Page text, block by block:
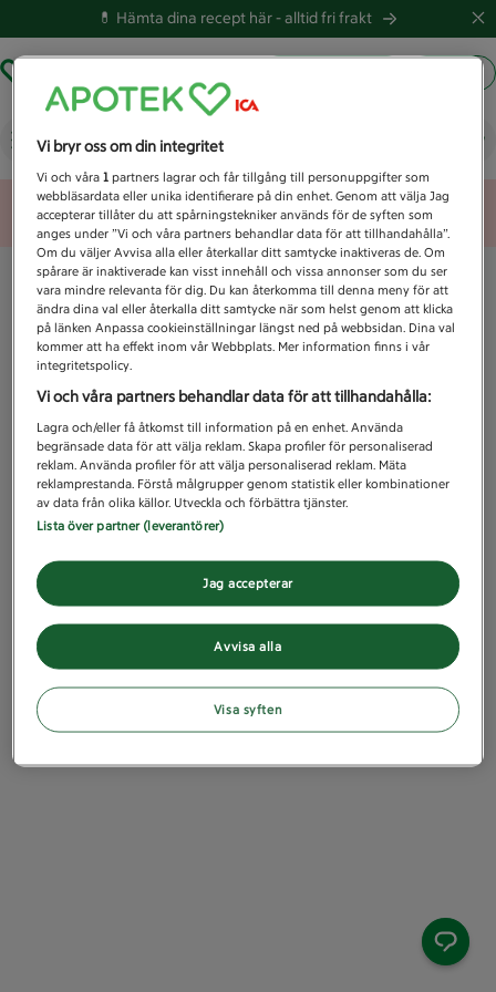
💊 Hämta dina recept här -alltid fri frakt
Vad letar du efter idag?
Unknown error
Vi bryr oss om din integritet
Vi och våra1 partners lagrar och får tillgång till personuppgifter som
webbläsardata eller unika identifierare på din enhet. Genom att välja Jag
accepterar tillåter du att spårningstekniker används för de syften som
anges under ”Vi och våra partners behandlar data för att tillhandahålla”.
Om du väljer Avvisa alla eller återkallar ditt samtycke inaktiveras de. Om
spårare är inaktiverade kan visst innehåll och vissa annonser som du ser
vara mindre relevanta för dig. Du kan återkomma till denna meny för att
ändra dina val eller återkalla ditt samtycke när som helst genom att klicka
på länken Anpassa cookieinställningar längst ned på webbsidan. Dina val
kommer att ha effekt inom vår Webbplats. Mer information finns i vår
integritetspolicy.
Vi och våra partners behandlar data för att tillhandahålla:
Lagra och/eller få åtkomst till information på en enhet. Använda
begränsade data för att välja reklam. Skapa profiler för personaliserad
reklam. Använda profiler för att välja personaliserad reklam. Mäta
reklamprestanda. Förstå målgrupper genom statistik eller kombinationer
av data från olika källor. Utveckla och förbättra tjänster.
Lista över partner (leverantörer)
Avvisa alla
Jag accepterar
Visa syften